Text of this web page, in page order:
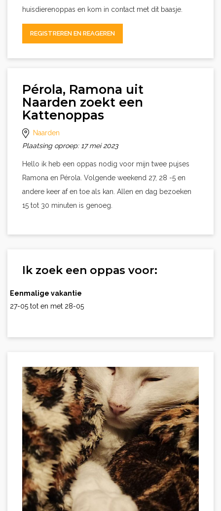
huisdierenoppas en kom in contact met dit baasje.
REGISTREREN EN REAGEREN
Pérola, Ramona uit
Naarden zoekt een
Kattenoppas
Naarden
Plaatsing oproep: 17 mei 2023
Hello ik heb een oppas nodig voor mijn twee pujses
Ramona en Pérola. Volgende weekend 27, 28 -5 en
andere keer af en toe als kan. Allen en dag bezoeken
15 tot 30 minuten is genoeg.
Ik zoek een oppas voor:
Eenmalige vakantie
27-05 tot en met 28-05